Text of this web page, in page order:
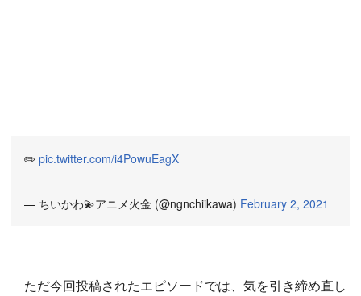
✏️ pic.twitter.com/i4PowuEagX
— ちいかわ💫アニメ火金 (@ngnchiikawa) February 2, 2021
ただ今回投稿されたエピソードでは、気を引き締め直し